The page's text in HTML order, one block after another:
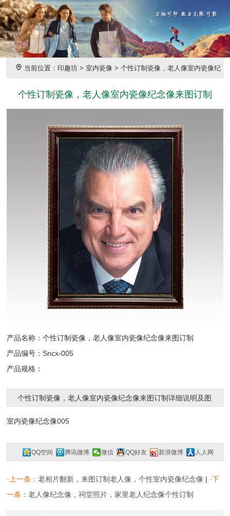
当前位置： 印趣坊 >室内瓷像 >个性订制瓷像，老人像室内瓷像纪
念像来图订制
个性订制瓷像，老人像室内瓷像纪念像来图订制
产品名称：个性订制瓷像，老人像室内瓷像纪念像来图订制
产品编号：Sncx-005
产品规格：
个性订制瓷像，老人像室内瓷像纪念像来图订制详细说明及图
片 共计：
室内瓷像纪念像005
QQ空间 腾讯微博 微信 QQ好友 新浪微博
人人网
·上一条：老相片翻新，来图订制老人像，个性室内瓷像纪念像 | ·下
一条：老人像纪念像，祠堂照片，家里老人纪念像个性订制